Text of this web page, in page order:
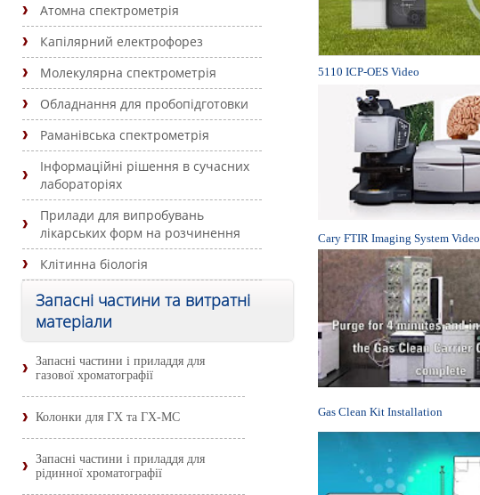
5110 ICP-OES Video
Cary FTIR Imaging System Video
Gas Clean Kit Installation
Атомна спектрометрія
Капілярний електрофорез
Молекулярна спектрометрія
Обладнання для пробопідготовки
Раманівська спектрометрія
Інформаційні рішення в сучасних
лабораторіях
Прилади для випробувань
лікарських форм на розчинення
Клітинна біологія
Запасні частини та витратні
матеріали
Запасні частини і приладдя для
газової хроматографії
Колонки для ГХ та ГХ-МС
Запасні частини і приладдя для
рідинної хроматографії